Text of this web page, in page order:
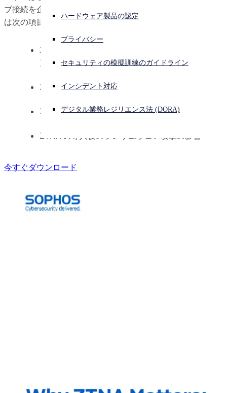
サイバー攻撃を受けている場合、連絡先はこちら
Open search
ハードウェア製品の認定
プライバシー
セキュリティの模擬訓練のガイドライン
インシデント対応
デジタル業務レジリエンス法 (DORA)
ブ接続を企業のアセットに提供します。ホワイトペーパーで
は次の項目について説明しています。
ZTNA とは何か、またそれが固有の VPN の弱点を
克服する方法とは
ZTNA の運用する利点
ZTNA がランサムウェアのリスクを軽減する方法
ZTNA の導入後のランサムウェア攻撃の影響
今すぐダウンロード